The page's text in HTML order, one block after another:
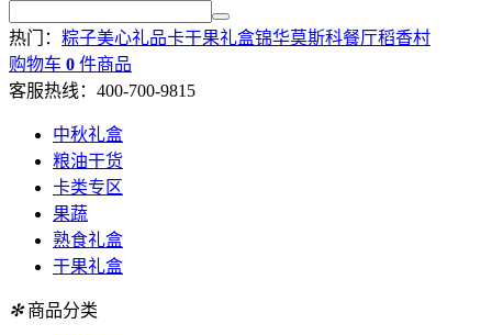
热门： 粽子美心礼品卡干果礼盒锦华莫斯科餐厅稻香村
购物车 0 件商品
客服热线：400-700-9815
中秋礼盒
粮油干货
卡类专区
果蔬
熟食礼盒
干果礼盒
✻商品分类